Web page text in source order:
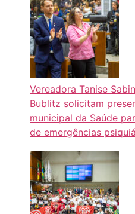
Vereadora Tanise
Bublitz solicitam
municipal da Saúde
de emergências